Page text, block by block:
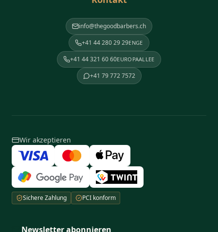
info@thegoodbarbers.ch
+41 44 280 29 29ENGE
+41 44 321 60 60EUROPAALLEE
+41 79 772 7572
Wir akzeptieren
Sichere Zahlung PCI konform
Newsletter abonnieren